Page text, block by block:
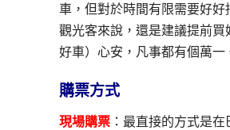
車，但對於時間有限需要好好
觀光客來說，還是建議提前買
好車）心安，凡事都有個萬一
購票方式
現場購票 ：最直接的方式是